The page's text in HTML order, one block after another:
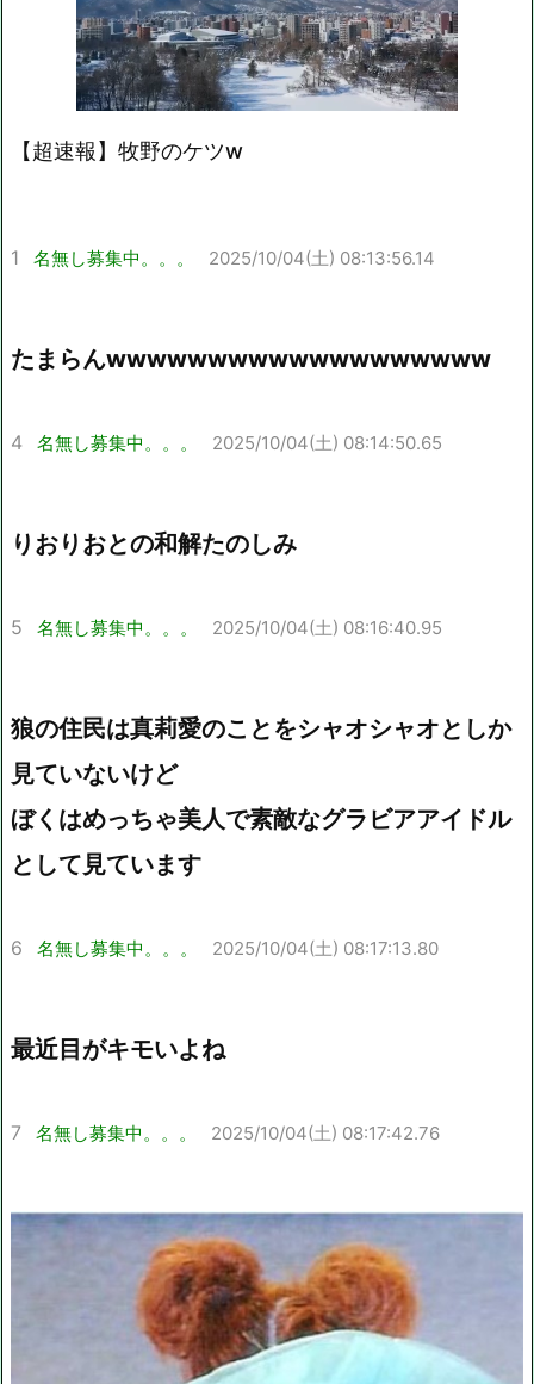
次の動画まで 5 キャンセル
【超速報】牧野のケツw
1 名無し募集中。。。 2025/10/04(土) 08:13:56.14
たまらんwwwwwwwwwwwwwwwwwww
4 名無し募集中。。。 2025/10/04(土) 08:14:50.65
りおりおとの和解たのしみ
5 名無し募集中。。。 2025/10/04(土) 08:16:40.95
狼の住民は真莉愛のことをシャオシャオとしか
見ていないけど
ぼくはめっちゃ美人で素敵なグラビアアイドル
として見ています
6 名無し募集中。。。 2025/10/04(土) 08:17:13.80
最近目がキモいよね
7 名無し募集中。。。 2025/10/04(土) 08:17:42.76